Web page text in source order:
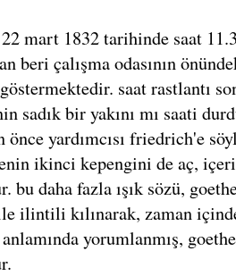
mart 1832 tarihinde saat
beri çalışma odasının
saat rastlantı
sadık bir yakını mı saati
önce yardımcısı friedrich'e
ikinci kepengini de aç,
bu daha fazla ışık sözü,
ilintili kılınarak, zaman
yorumlanmış,